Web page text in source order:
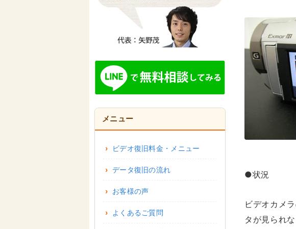
●状況
ビデオカメ
タが見られな
メニュー
ビデオ復旧料金・メニュー
データ復旧の流れ
お客様の声
よくあるご質問